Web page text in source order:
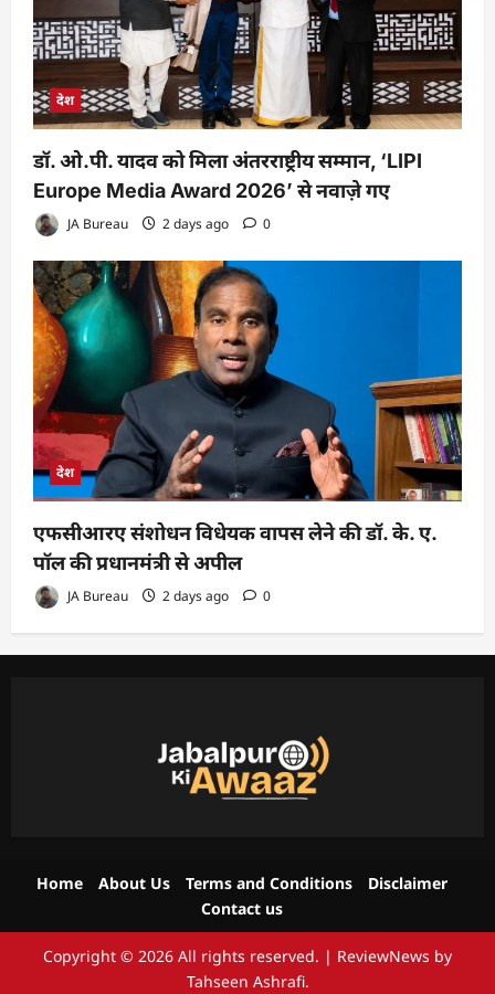
देश
डॉ. ओ.पी. यादव को मिला अंतरराष्ट्रीय सम्मान, ‘LIPI
Europe Media Award 2026’ से नवाज़े गए
JA Bureau 2 days ago 0
देश
एफसीआरए संशोधन विधेयक वापस लेने की डॉ. के. ए.
पॉल की प्रधानमंत्री से अपील
JA Bureau 2 days ago 0
Home About Us Terms and Conditions
Disclaimer
Contact us
Copyright © 2026 All rights reserved. | ReviewNews by
Tahseen Ashrafi.